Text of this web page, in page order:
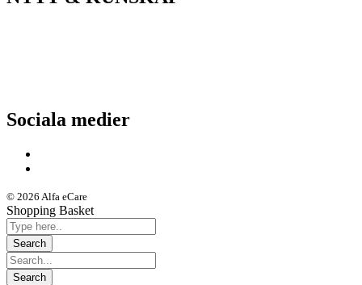
Sociala medier
© 2026 Alfa eCare
Shopping Basket